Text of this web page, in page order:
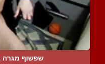
שפשוף מגרה